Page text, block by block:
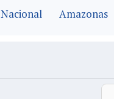
Nacional Amazonas